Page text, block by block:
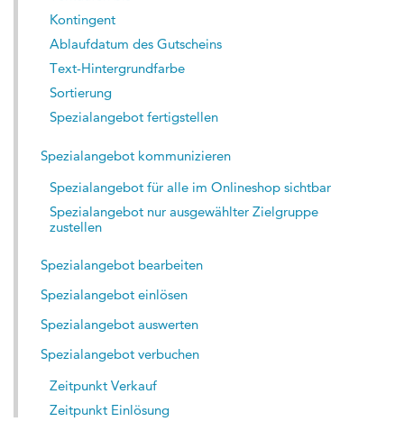
Kontingent
Ablaufdatum des Gutscheins
Text-Hintergrundfarbe
Sortierung
Spezialangebot fertigstellen
Spezialangebot kommunizieren
Spezialangebot für alle im Onlineshop sichtbar
Spezialangebot nur ausgewählter Zielgruppe
zustellen
Spezialangebot bearbeiten
Spezialangebot einlösen
Spezialangebot auswerten
Spezialangebot verbuchen
Zeitpunkt Verkauf
Zeitpunkt Einlösung